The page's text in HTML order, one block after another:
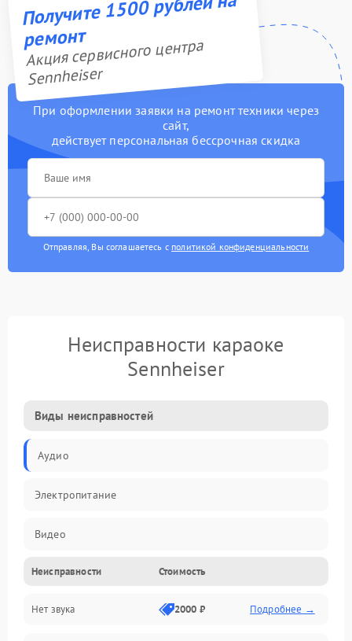
Получите 1500 рублей на
ремонт
Акция сервисного центра
Sennheiser
При оформлении заявки на ремонт техники через
сайт,
действует персональная бессрочная скидка
Отправляя, Вы соглашаетесь с политикой конфиденциальности
Неисправности караоке
Sennheiser
Виды неисправностей
Аудио
Электропитание
Видео
Электроника
Управление
Неисправности Стоимость
Нет звука 2000 ₽ Подробнее →